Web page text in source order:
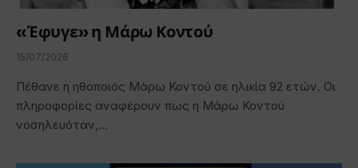
«Έφυγε» η Μάρω Κοντού
15/07/2026
Πέθανε η ηθοποιός Μάρω Κοντού σε ηλικία 92 ετών. Οι
πληροφορίες αναφέρουν πως η Μάρω Κοντού
νοσηλευόταν,…